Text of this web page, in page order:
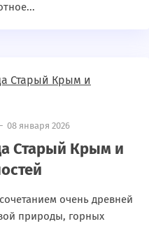
08 января 2026
Старый Крым и
очень древней
природы, горных